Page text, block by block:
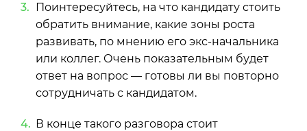
Поинтересуйтесь, на что кандидату стоить
обратить внимание, какие зоны роста
развивать, по мнению его экс-начальника
или коллег. Очень показательным будет
ответ на вопрос — готовы ли вы повторно
сотрудничать с кандидатом.
В конце такого разговора стоит